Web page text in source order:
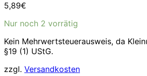
5,89€
Nur noch 2 vorrätig
Kein Mehrwertsteuerausweis, da
§19 (1) UStG.
zzgl. Versandkosten